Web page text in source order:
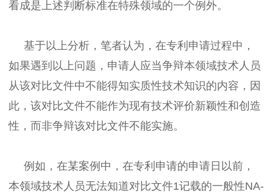
看成是上述判断标准在特殊领域的一个例外。
基于以上分析，笔者认为，在专利申请过程中，
如果遇到以上问题，申请人应当争辩本领域技术人员
从该对比文件中不能得知实质性技术知识的内容，因
此，该对比文件不能作为现有技术评价新颖性和创造
性，而非争辩该对比文件不能实施。
例如，在某案例中，在专利申请的申请日以前，
本领域技术人员无法知道对比文件1记载的一般性NA-